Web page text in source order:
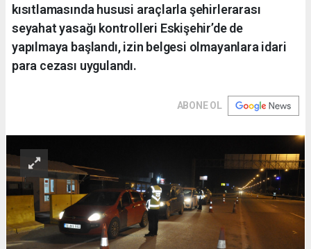
kısıtlamasında hususi araçlarla şehirlerarası
seyahat yasağı kontrolleri Eskişehir’de de
yapılmaya başlandı, izin belgesi olmayanlara idari
para cezası uygulandı.
ABONE OL